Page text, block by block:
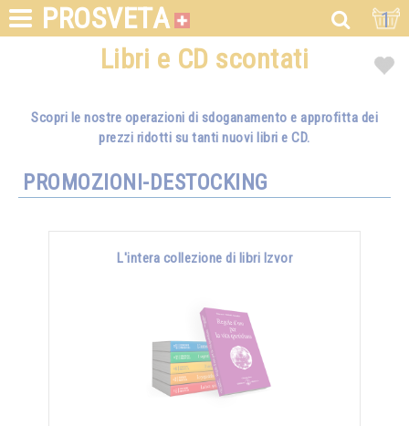
PROSVETA 1
Libri e CD scontati
Scopri le nostre operazioni di sdoganamento e approfitta dei
prezzi ridotti su tanti nuovi libri e CD.
PROMOZIONI-DESTOCKING
L'intera collezione di libri Izvor